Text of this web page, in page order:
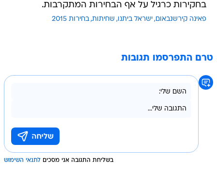
בחקירות כרגיל על אף הבחירות המתקרבות.
פאינה קירשנבאום ישראל ביתנו שחיתות בחירות 2015
טרם התפרסמו תגובות
בשליחת התגובה אני מסכים לתנאי השימוש